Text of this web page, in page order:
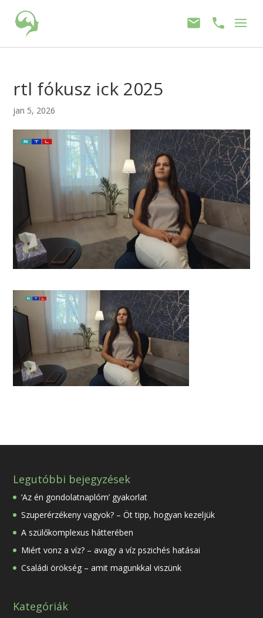
rtl fókusz ick 2025
jan 5, 2026
Legutóbbi bejegyzések
‘Az én gondolatnaplóm’ gyakorlat
Szuperérzékeny vagyok? – Öt tipp, hogyan kezeljük
A szülőkomplexus hátterében
Miért vonz a víz? – avagy a víz pszichés hatásai
Családi örökség – amit magunkkal viszünk
Kategóriák